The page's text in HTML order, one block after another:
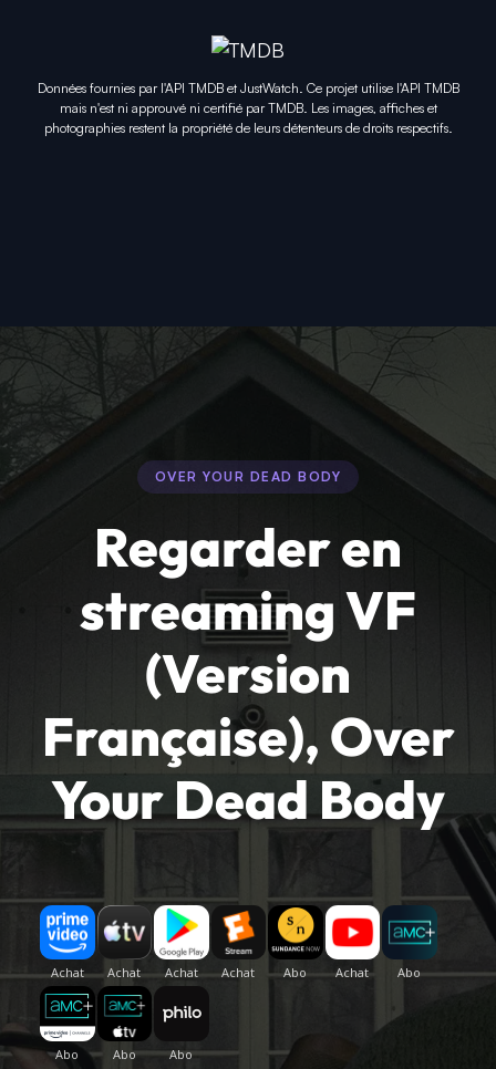
Données fournies par l'API TMDB et JustWatch. Ce projet utilise l'API TMDB
mais n'est ni approuvé ni certifié par TMDB. Les images, affiches et
photographies restent la propriété de leurs détenteurs de droits respectifs.
OVER YOUR DEAD BODY
Regarder en
streaming VF
(Version
Française), Over
Your Dead Body